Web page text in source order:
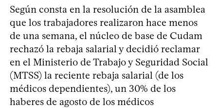
Según consta en la resolución de la asamblea
que los trabajadores realizaron hace menos
de una semana, el núcleo de base de Cudam
rechazó la rebaja salarial y decidió reclamar
en el Ministerio de Trabajo y Seguridad Social
(MTSS) la reciente rebaja salarial (de los
médicos dependientes), un 30% de los
haberes de agosto de los médicos